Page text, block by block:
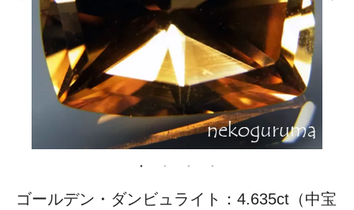
ゴールデン・ダンビュライト：4.635ct（中宝